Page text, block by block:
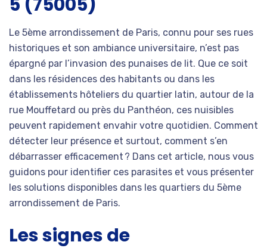
Le 5ème arrondissement de Paris, connu pour ses rues
historiques et son ambiance universitaire, n’est pas
épargné par l’invasion des punaises de lit. Que ce soit
dans les résidences des habitants ou dans les
établissements hôteliers du quartier latin, autour de la
rue Mouffetard ou près du Panthéon, ces nuisibles
peuvent rapidement envahir votre quotidien. Comment
détecter leur présence et surtout, comment s’en
débarrasser efficacement ? Dans cet article, nous vous
guidons pour identifier ces parasites et vous présenter
les solutions disponibles dans les quartiers du 5ème
arrondissement de Paris.
Les signes de